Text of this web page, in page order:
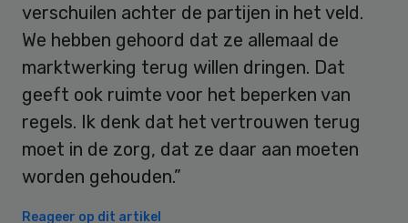
verschuilen achter de partijen in het veld.
We hebben gehoord dat ze allemaal de
marktwerking terug willen dringen. Dat
geeft ook ruimte voor het beperken van
regels. Ik denk dat het vertrouwen terug
moet in de zorg, dat ze daar aan moeten
worden gehouden.”
Reageer op dit artikel